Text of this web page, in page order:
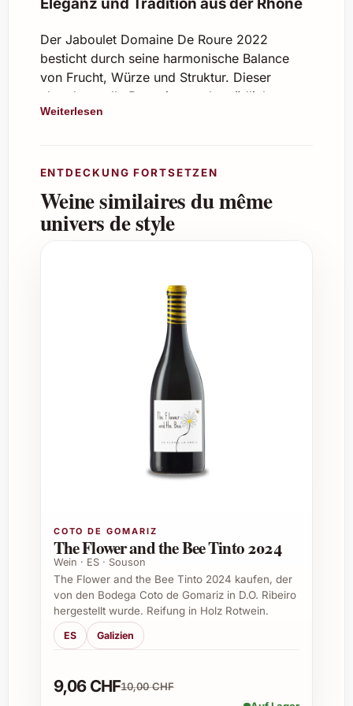
Eleganz und Tradition aus der Rhône
Der Jaboulet Domaine De Roure 2022
besticht durch seine harmonische Balance
von Frucht, Würze und Struktur. Dieser
charaktervolle Rotwein aus der südlichen
Rhône überzeugt mit einer komplexen
einem Hauch von Vanille vereint. Die
sorgfältige Auswahl der Trauben sowie die
schonende Verarbeitung garantieren ein
vollmundiges Trinkerlebnis mit einem langen,
Eigenschaften und Genusstipps
Côtes du Rhône, Frankreich
Syrah, Grenache,
Alkoholgehalt:ca. 14 % Vol.
Serviertemperatur: 16-18 °C
Empfohlene Lagerdauer:
gegrilltem Fleisch, kräftigen
Käsesorten, mediterranen Gerichten und
französische Lebensart ins Glas. Seine
Vielseitigkeit macht ihn zum perfekten
Begleiter für gesellige Abende oder festliche
Anlässe.
Geeignete Anlässe zum Verschenken von
Jaboulet Domaine De Roure 2022
Geburtstagsfeiern im Familien- oder
Weiterlesen
ENTDECKUNG FORTSETZEN
Weine similaires du même
univers de style
COTO DE GOMARIZ
The Flower and the Bee Tinto 2024
Wein · ES · Souson
The Flower and the Bee Tinto 2024 kaufen, der
von den Bodega Coto de Gomariz in D.O. Ribeiro
hergestellt wurde. Reifung in Holz Rotwein.
ES Galizien
9,06 CHF10,00 CHF